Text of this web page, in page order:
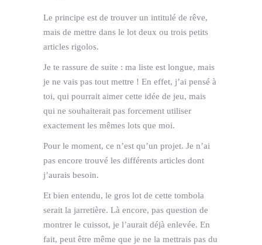
Le principe est de trouver un intitulé de rêve,
mais de mettre dans le lot deux ou trois petits
articles rigolos.
Je te rassure de suite : ma liste est longue, mais
je ne vais pas tout mettre ! En effet, j’ai pensé à
toi, qui pourrait aimer cette idée de jeu, mais
qui ne souhaiterait pas forcement utiliser
exactement les mêmes lots que moi.
Pour le moment, ce n’est qu’un projet. Je n’ai
pas encore trouvé les différents articles dont
j’aurais besoin.
Et bien entendu, le gros lot de cette tombola
serait la jarretière. Là encore, pas question de
montrer le cuissot, je l’aurait déjà enlevée. En
fait, peut être même que je ne la mettrais pas du